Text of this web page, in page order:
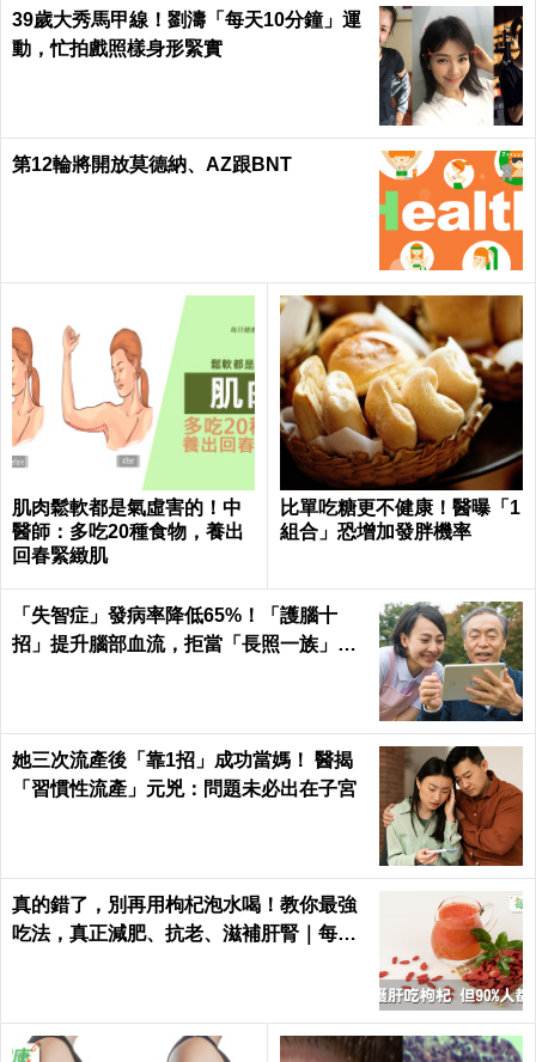
39歲大秀馬甲線！劉濤「每天10分鐘」運
動，忙拍戲照樣身形緊實
第12輪將開放莫德納、AZ跟BNT
肌肉鬆軟都是氣虛害的！中
醫師：多吃20種食物，養出
回春緊緻肌
比單吃糖更不健康！醫曝「1
組合」恐增加發胖機率
「失智症」發病率降低65%！「護腦十
招」提升腦部血流，拒當「長照一族」靠
她三次流產後「靠1招」成功當媽！ 醫揭
「習慣性流產」元兇：問題未必出在子宮
真的錯了，別再用枸杞泡水喝！教你最強
吃法，真正減肥、抗老、滋補肝腎｜每日